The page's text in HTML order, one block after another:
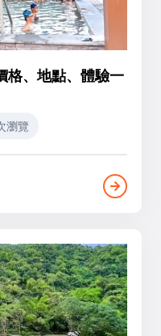
格、地點、體驗一
瀏覽